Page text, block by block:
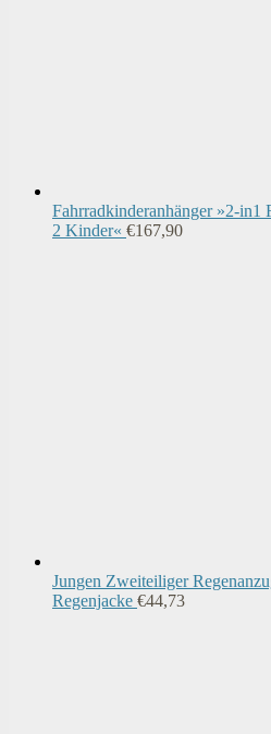
Fahrradkinderanhänger »2-in1
2 Kinder« €167,90
Jungen Zweiteiliger
Regenjacke €44,73